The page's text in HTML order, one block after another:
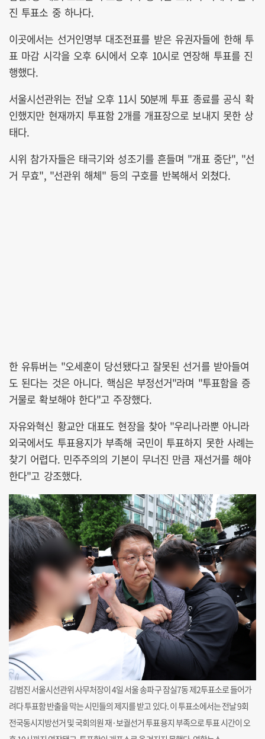
진 투표소 중 하나다.
이곳에서는 선거인명부 대조전표를 받은 유권자들에 한해 투
표 마감 시각을 오후 6시에서 오후 10시로 연장해 투표를 진
행했다.
서울시선관위는 전날 오후 11시 50분께 투표 종료를 공식 확
인했지만 현재까지 투표함 2개를 개표장으로 보내지 못한 상
태다.
시위 참가자들은 태극기와 성조기를 흔들며 "개표 중단", "선
거 무효", "선관위 해체" 등의 구호를 반복해서 외쳤다.
한 유튜버는 "오세훈이 당선됐다고 잘못된 선거를 받아들여
도 된다는 것은 아니다. 핵심은 부정선거"라며 "투표함을 증
거물로 확보해야 한다"고 주장했다.
자유와혁신 황교안 대표도 현장을 찾아 "우리나라뿐 아니라
외국에서도 투표용지가 부족해 국민이 투표하지 못한 사례는
찾기 어렵다. 민주주의의 기본이 무너진 만큼 재선거를 해야
한다"고 강조했다.
김범진 서울시선관위 사무처장이 4일 서울 송파구 잠실7동 제2투표소로 들어가
려다 투표함 반출을 막는 시민들의 제지를 받고 있다. 이 투표소에서는 전날 9회
전국동시지방선거 및 국회의원 재·보궐선거 투표용지 부족으로 투표 시간이 오